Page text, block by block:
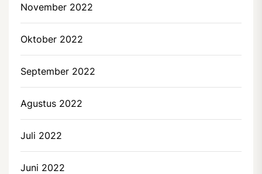
November 2022
Oktober 2022
September 2022
Agustus 2022
Juli 2022
Juni 2022